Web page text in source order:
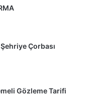
Çorbası
Gözleme Tarifi